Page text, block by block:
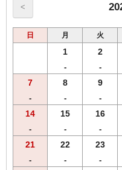
◆ＶＯＤルームシアター全室
円）。
◆館内コインランドリー完備
<
日 月 火
1
-
2
-
7
-
8
-
9
-
14
-
15
-
16
-
21
-
22
-
23
-